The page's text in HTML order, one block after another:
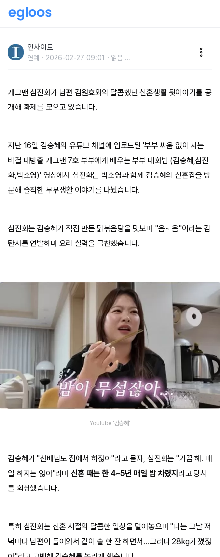
들어보니인사이트
연예 2026-02-27 09:01 읽음 ...
개그맨 심진화가 남편 김원효와의 달콤했던 신혼생활 뒷이야기를 공
개해 화제를 모으고 있습니다.
지난 16일 김승혜의 유튜브 채널에 업로드된 '부부 싸움 없이 사는
비결 대방출 개그맨 7호 부부에게 배우는 부부 대화법 (김승혜,심진
화,박소영)' 영상에서 심진화는 박소영과 함께 김승혜의 신혼집을 방
문해 솔직한 부부생활 이야기를 나눴습니다.
심진화는 김승혜가 직접 만든 닭볶음탕을 맛보며 "음~ 음"이라는 감
탄사를 연발하며 요리 실력을 극찬했습니다.
Youtube '김승혜'
김승혜가 "선배님도 집에서 하잖아"라고 묻자, 심진화는 "가끔 해. 매
일 하지는 않아"라며신혼 때는 한 4~5년 매일 밥 차렸지 라고 당시
를 회상했습니다.
특히 심진화는 신혼 시절의 달콤한 일상을 털어놓으며 "나는 그날 저
녁마다 남편이 들어와서 같이 술 한 잔 하면서…그러다 28kg가 쪘잖